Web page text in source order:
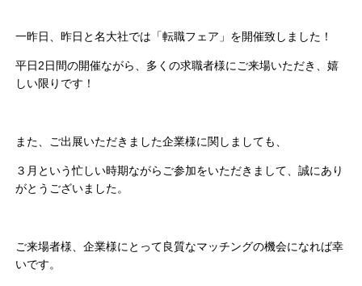
一昨日、昨日と名大社では「転職フェア」を開催致しました！
平日2日間の開催ながら、多くの求職者様にご来場いただき、嬉
しい限りです！
また、ご出展いただきました企業様に関しましても、
３月という忙しい時期ながらご参加をいただきまして、誠にあり
がとうございました。
ご来場者様、企業様にとって良質なマッチングの機会になれば幸
いです。